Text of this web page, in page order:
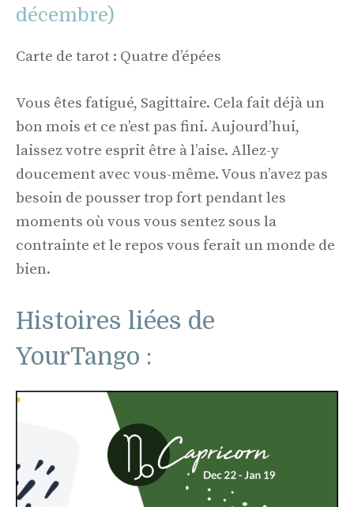
décembre)
Carte de tarot : Quatre d’épées
Vous êtes fatigué, Sagittaire. Cela fait déjà un
bon mois et ce n’est pas fini. Aujourd’hui,
laissez votre esprit être à l’aise. Allez-y
doucement avec vous-même. Vous n’avez pas
besoin de pousser trop fort pendant les
moments où vous vous sentez sous la
contrainte et le repos vous ferait un monde de
bien.
Histoires liées de
YourTango :